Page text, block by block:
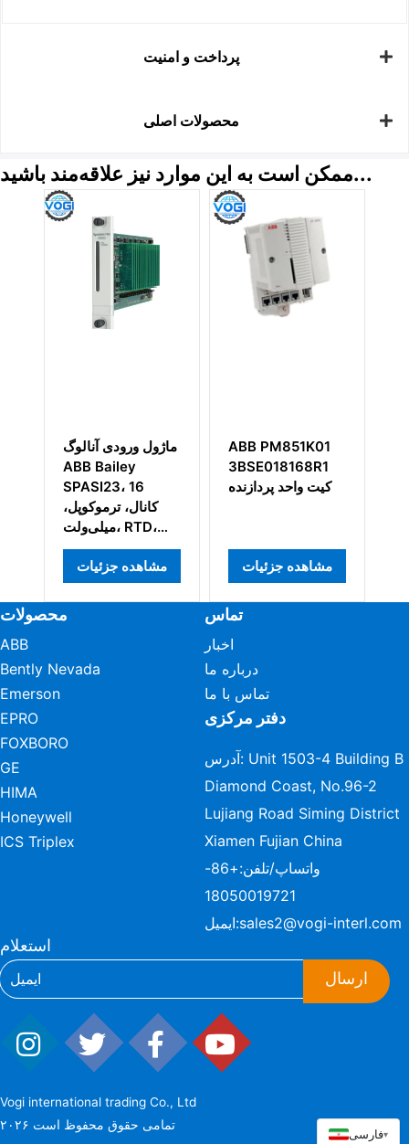
پرداخت و امنیت
محصولات اصلی
ممکن است به این موارد نیز علاقه‌مند باشید...
ماژول ورودی آنالوگ
ABB Bailey
SPASI23، 16
کانال، ترموکوپل،
میلی‌ولت، RTD،
سطح بالا
مشاهده جزئیات
ABB PM851K01
3BSE018168R1
کیت واحد پردازنده
مشاهده جزئیات
محصولات
ABB
Bently Nevada
Emerson
EPRO
FOXBORO
GE
HIMA
Honeywell
ICS Triplex
تماس
اخبار
درباره ما
تماس با ما
دفتر مرکزی
آدرس: Unit 1503-4 Building B
Diamond Coast, No.96-2
Lujiang Road Siming District
Xiamen Fujian China
واتساپ/تلفن:
+86-
18050019721
ایمیل:sales2@vogi-interl.com
استعلام
ارسال
Vogi international trading Co., Ltd
۲۰۲۶ تمامی حقوق محفوظ است
فارسی▾